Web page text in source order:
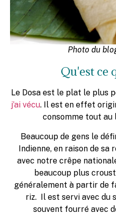
Photo du
Qu'est ce
Le Dosa est le plat le plus
j’ai vécu. Il est en effet
consomme tout au
Beaucoup de gens le
Indienne, en raison de sa
avec notre crêpe
beaucoup plus
généralement à partir de
riz. Il est servi avec du
souvent fourré avec